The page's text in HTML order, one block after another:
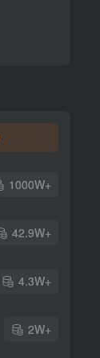
1000W+
42.9W+
4.3W+
2W+